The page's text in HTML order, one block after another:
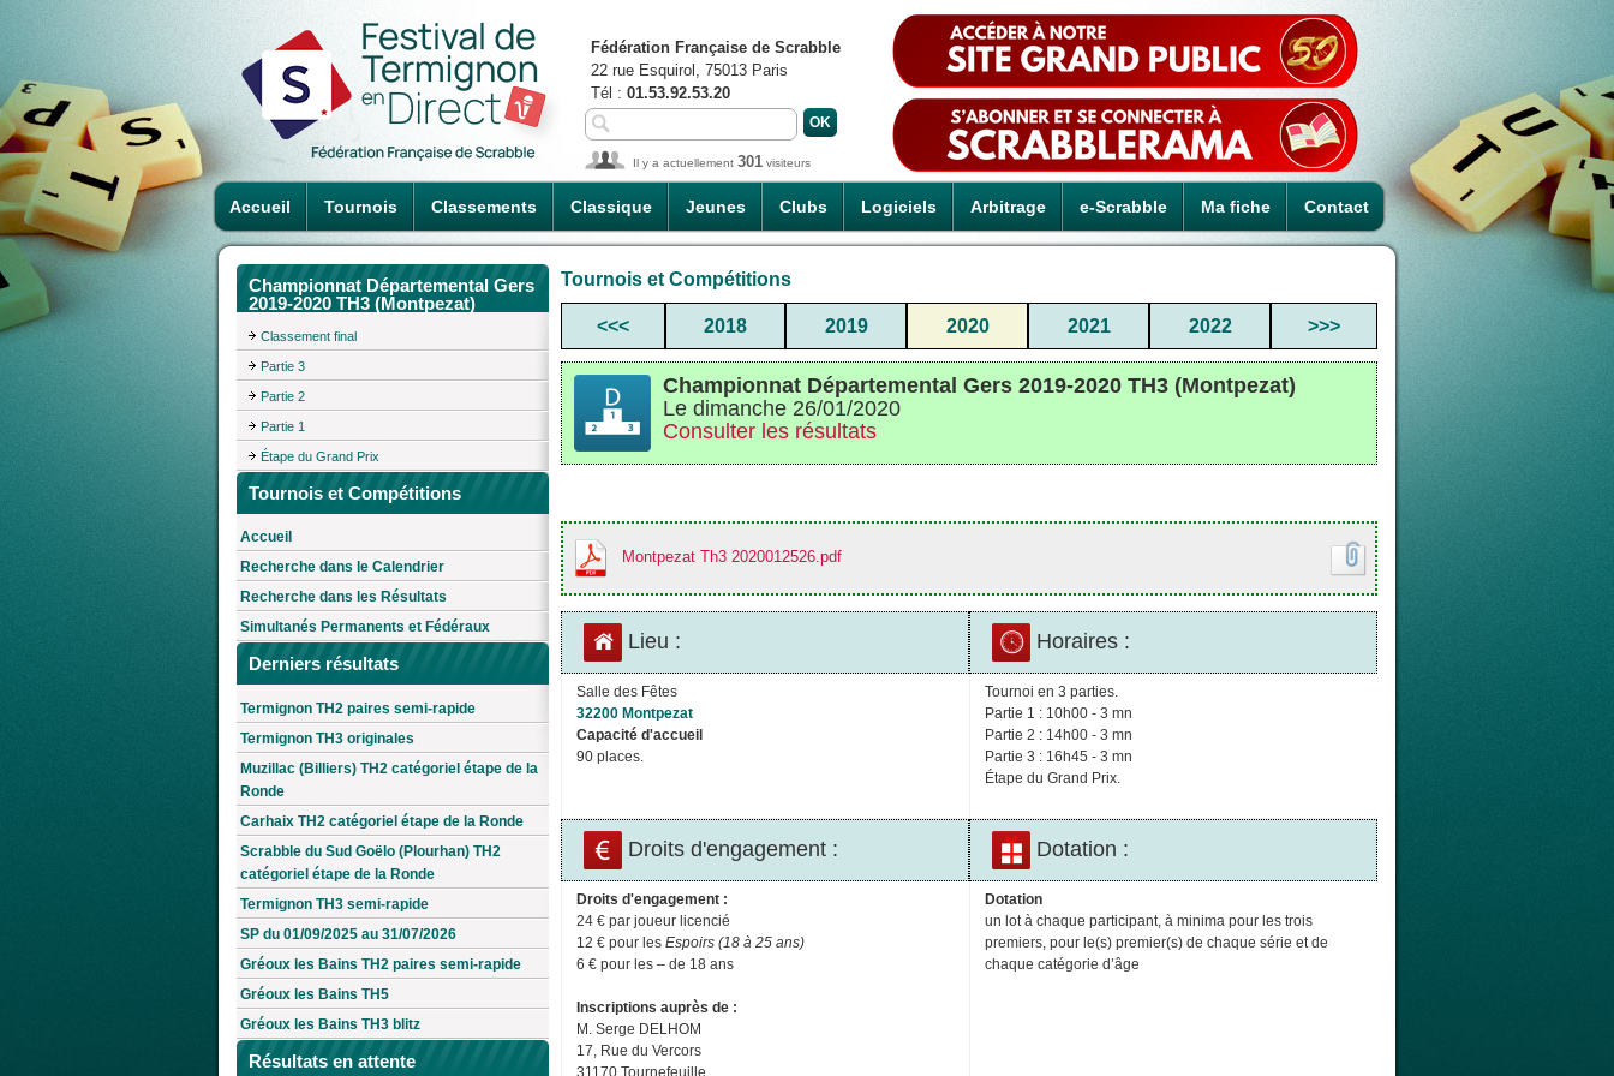
Accueil Tournois Classements Classique Jeunes Clubs Logiciels Arbitrage e-Scrabble Ma fiche Contact
Fédération Française de Scrabble
22 rue Esquirol, 75013 Paris
Tél : 01.53.92.53.20
Il y a actuellement 301 visiteurs
Championnat Départemental Gers
2019-2020 TH3 (Montpezat)
Classement final
Partie 3
Partie 2
Partie 1
Étape du Grand Prix
Tournois et Compétitions
Accueil
Recherche dans le Calendrier
Recherche dans les Résultats
Simultanés Permanents et Fédéraux
Derniers résultats
Termignon TH2 paires semi-rapide
Termignon TH3 originales
Muzillac (Billiers) TH2 catégoriel étape de la
Ronde
Carhaix TH2 catégoriel étape de la Ronde
Scrabble du Sud Goëlo (Plourhan) TH2
catégoriel étape de la Ronde
Termignon TH3 semi-rapide
SP du 01/09/2025 au 31/07/2026
Gréoux les Bains TH2 paires semi-rapide
Gréoux les Bains TH5
Gréoux les Bains TH3 blitz
Résultats en attente
Tournois et Compétitions
<<< 2018 2019 2020 2021 2022 >>>
Championnat Départemental Gers 2019-2020 TH3 (Montpezat)
Le dimanche 26/01/2020
Consulter les résultats
Montpezat Th3 2020012526.pdf
Lieu : Horaires :
Salle des Fêtes
32200 Montpezat
Capacité d'accueil
90 places.
Tournoi en 3 parties.
Partie 1 : 10h00 - 3 mn
Partie 2 : 14h00 - 3 mn
Partie 3 : 16h45 - 3 mn
Étape du Grand Prix.
Droits d'engagement : Dotation :
Droits d'engagement :
24 € par joueur licencié
12 € pour les Espoirs (18 à 25 ans)
6 € pour les – de 18 ans
Inscriptions auprès de :
M. Serge DELHOM
17, Rue du Vercors
31170 Tournefeuille
Dotation
un lot à chaque participant, à minima pour les trois
premiers, pour le(s) premier(s) de chaque série et de
chaque catégorie d’âge